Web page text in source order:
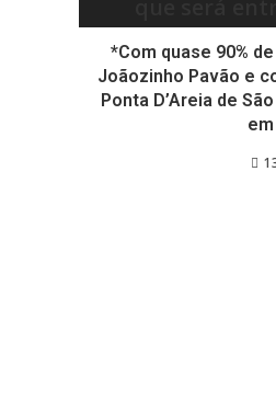
*Com quase 90%
Joãozinho Pavão e
Ponta D’Areia de